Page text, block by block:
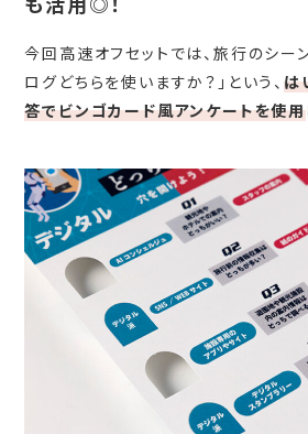
今回高速オフセットでは、旅行のシー
ログどちらを使いますか？」という、は
答でビンゴカード風アンケートを使用